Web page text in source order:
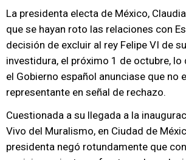
La presidenta electa de México,
que se hayan roto las relaciones con
decisión de excluir al rey Felipe VI de
investidura, el próximo 1 de octubre, lo
el Gobierno español anunciase que no
representante en señal de rechazo.
Cuestionada a su llegada a la
Vivo del Muralismo, en Ciudad de
presidenta negó rotundamente que